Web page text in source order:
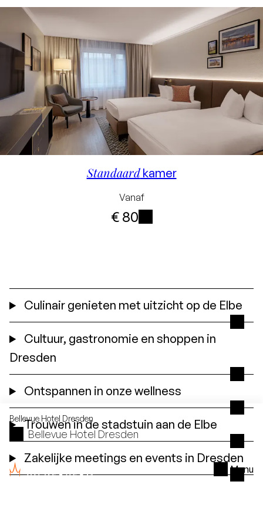
Menu
Bellevue Hotel Dresden
Bellevue Hotel Dresden
Standaardkamer
Vanaf
€ 80
Culinair genieten met uitzicht op de Elbe
Cultuur, gastronomie en shoppen in
Dresden
Ontspannen in onze wellness
Trouwen in de stadstuin aan de Elbe
Zakelijke meetings en events in Dresden